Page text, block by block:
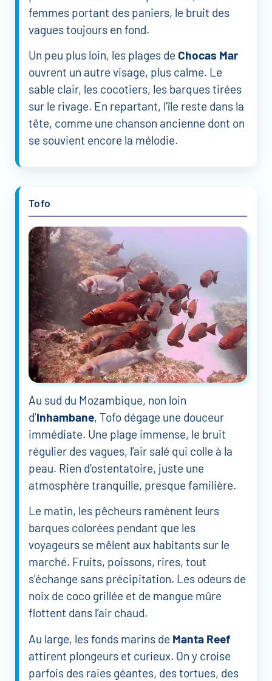
femmes portant des paniers, le bruit des
vagues toujours en fond.
Un peu plus loin, les plages de Chocas Mar
ouvrent un autre visage, plus calme. Le
sable clair, les cocotiers, les barques tirées
sur le rivage. En repartant, l’île reste dans la
tête, comme une chanson ancienne dont on
se souvient encore la mélodie.
Tofo
Au sud du Mozambique, non loin
d’Inhambane, Tofo dégage une douceur
immédiate. Une plage immense, le bruit
régulier des vagues, l’air salé qui colle à la
peau. Rien d’ostentatoire, juste une
atmosphère tranquille, presque familière.
Le matin, les pêcheurs ramènent leurs
barques colorées pendant que les
voyageurs se mêlent aux habitants sur le
marché. Fruits, poissons, rires, tout
s’échange sans précipitation. Les odeurs de
noix de coco grillée et de mangue mûre
flottent dans l’air chaud.
Au large, les fonds marins de Manta Reef
attirent plongeurs et curieux. On y croise
parfois des raies géantes, des tortues, des